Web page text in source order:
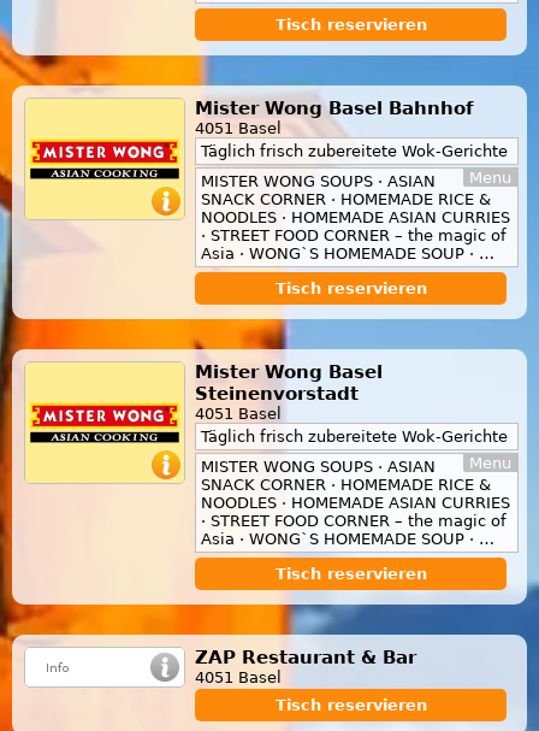
Tisch reservieren
Mister Wong Basel Bahnhof
4051 Basel
Täglich frisch zubereitete Wok-Gerichte
Menu
MISTER WONG SOUPS · ASIAN
SNACK CORNER · HOMEMADE RICE &
NOODLES · HOMEMADE ASIAN CURRIES
· STREET FOOD CORNER – the magic of
Asia · WONG`S HOMEMADE SOUP · …
Tisch reservieren
Mister Wong Basel
Steinenvorstadt
4051 Basel
Täglich frisch zubereitete Wok-Gerichte
Menu
MISTER WONG SOUPS · ASIAN
SNACK CORNER · HOMEMADE RICE &
NOODLES · HOMEMADE ASIAN CURRIES
· STREET FOOD CORNER – the magic of
Asia · WONG`S HOMEMADE SOUP · …
Tisch reservieren
ZAP Restaurant & Bar
4051 Basel
Tisch reservieren